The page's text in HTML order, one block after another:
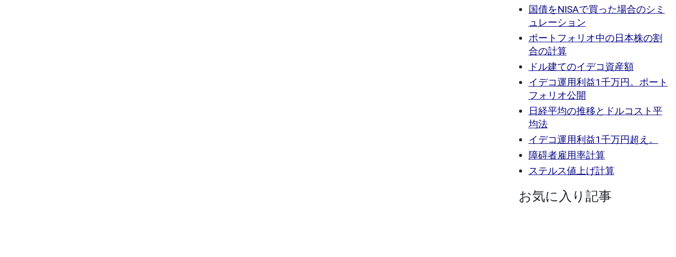
国債をNISAで買った場合のシミ
ュレーション
ポートフォリオ中の日本株の割
合の計算
ドル建てのイデコ資産額
イデコ運用利益1千万円。ポート
フォリオ公開
日経平均の推移とドルコスト平
均法
イデコ運用利益1千万円超え。
障碍者雇用率計算
ステルス値上げ計算
お気に入り記事